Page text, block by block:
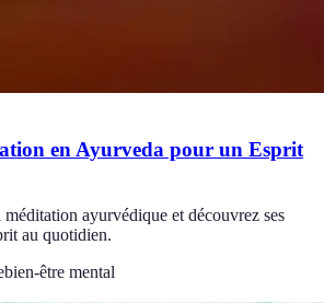
en Ayurveda pour un Esprit
ayurvédique et découvrez ses
au quotidien.
bien-être mental